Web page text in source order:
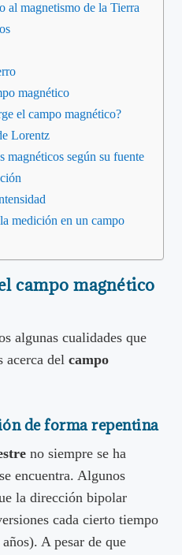
al magnetismo de la Tierra
magnético
el campo magnético?
Lorentz
magnéticos según su fuente
medición en un campo
campo magnético
algunas cualidades que
acerca delcampo
de forma repentina
no siempre se ha
encuentra. Algunos
la dirección bipolar
cada cierto tiempo
A pesar de que